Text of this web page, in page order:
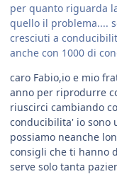
per quanto riguarda
quello il problema....
cresciuti a
anche con 1000 di
caro Fabio,io e mio
anno per riprodurre
riuscirci cambiando
conducibilita' io sono
possiamo neanche
consigli che ti hanno
serve solo tanta